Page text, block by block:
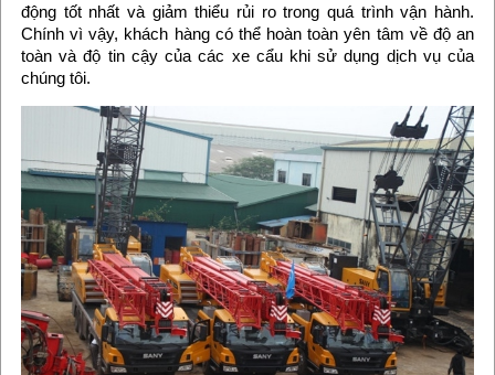
động tốt nhất và giảm thiểu rủi ro trong quá trình vận hành.
Chính vì vậy, khách hàng có thể hoàn toàn yên tâm về độ an
toàn và độ tin cậy của các xe cẩu khi sử dụng dịch vụ của
chúng tôi.